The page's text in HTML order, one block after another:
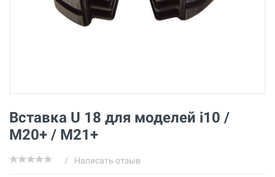
Вставка U 18 для моделей i10 /
M20+ / M21+
/ Написать отзыв